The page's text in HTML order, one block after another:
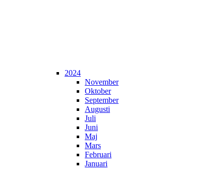
2024
November
Oktober
September
Augusti
Juli
Juni
Maj
Mars
Februari
Januari